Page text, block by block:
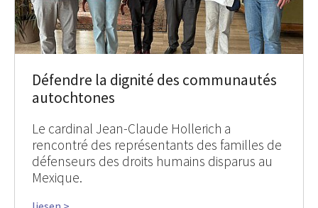
Défendre la dignité des communautés
autochtones
Le cardinal Jean-Claude Hollerich a
rencontré des représentants des familles de
défenseurs des droits humains disparus au
Mexique.